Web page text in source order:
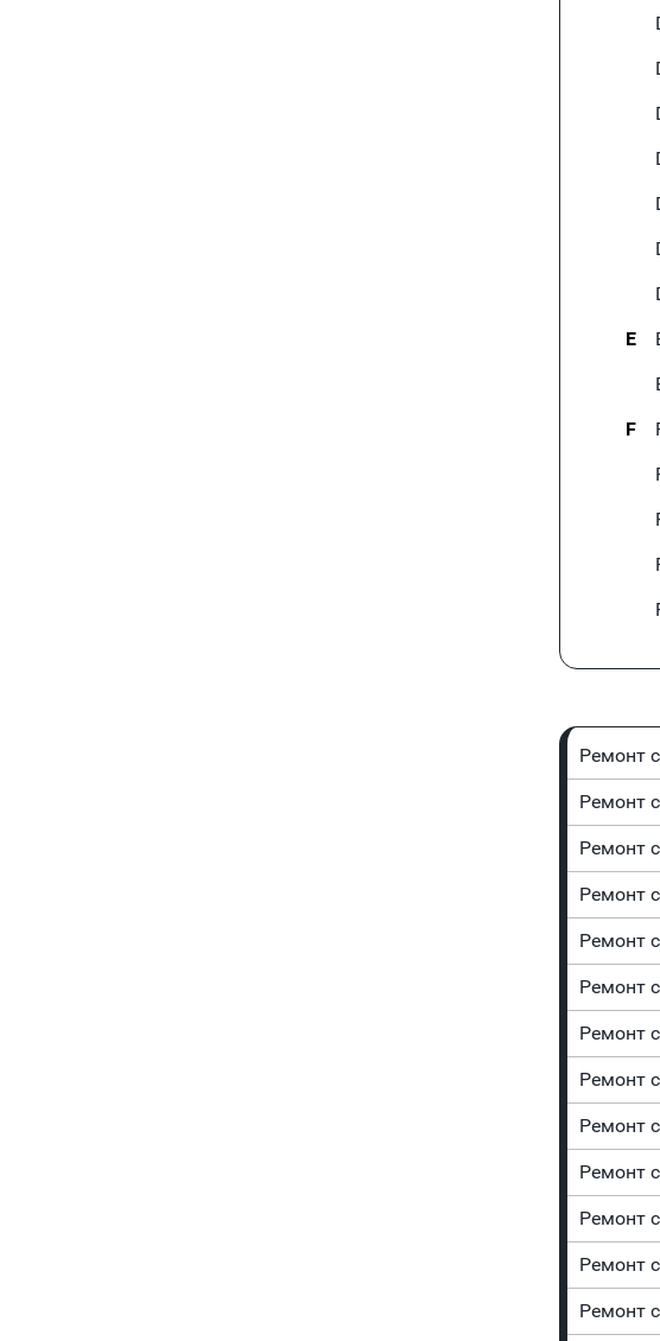
E
F
Ремонт
Ремонт
Ремонт
Ремонт
Ремонт
Ремонт
Ремонт
Ремонт
Ремонт
Ремонт
Ремонт
Ремонт
Ремонт